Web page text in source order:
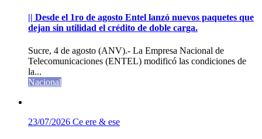
|| Desde el 1ro de agosto Entel lanzó nuevos paquetes que
dejan sin utilidad el crédito de doble carga.
Sucre, 4 de agosto (ANV).- La Empresa Nacional de
Telecomunicaciones (ENTEL) modificó las condiciones de
la...
Nacional
23/07/2026 Ce ere & ese